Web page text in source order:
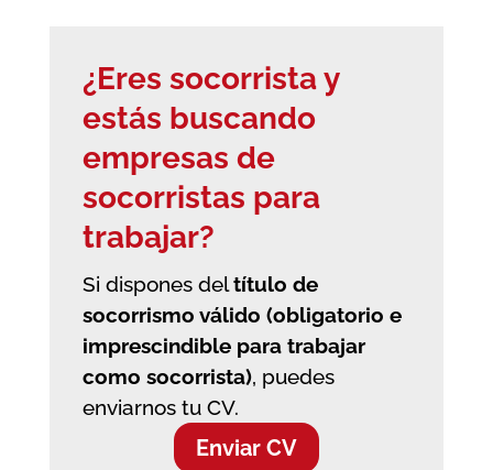
¿Eres socorrista y
estás buscando
empresas de
socorristas para
trabajar?
Si dispones deltítulo de
socorrismo válido (obligatorio e
imprescindible para trabajar
como socorrista), puedes
enviarnos tu CV.
Enviar CV